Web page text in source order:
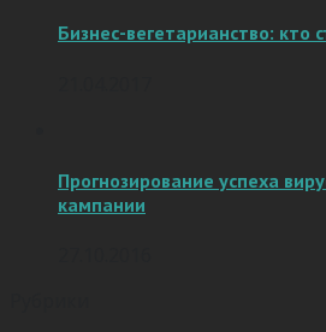
Бизнес-вегетарианство: кто
Прогнозирование успеха
кампании